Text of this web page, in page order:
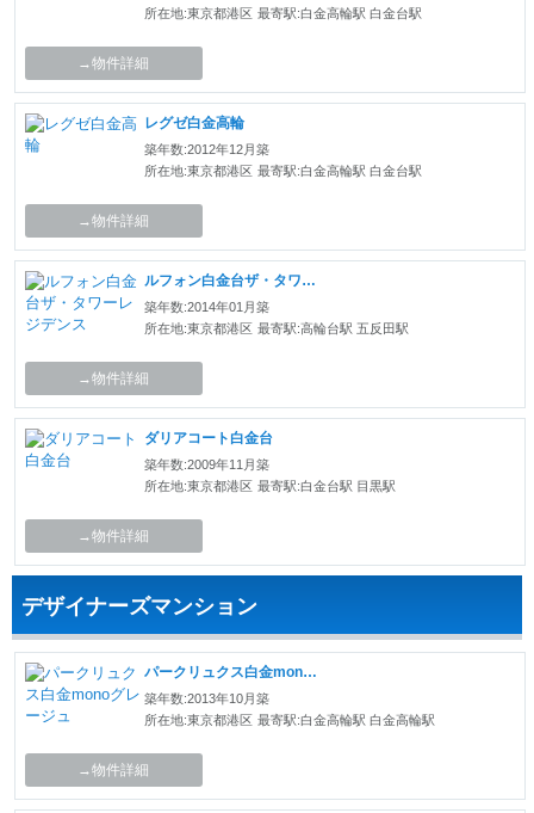
所在地:東京都港区 最寄駅:白金高輪駅 白金台駅
→物件詳細
レグゼ白金高輪
築年数:2012年12月築
所在地:東京都港区 最寄駅:白金高輪駅 白金台駅
→物件詳細
ルフォン白金台ザ・タワーレジデンス
築年数:2014年01月築
所在地:東京都港区 最寄駅:高輪台駅 五反田駅
→物件詳細
ダリアコート白金台
築年数:2009年11月築
所在地:東京都港区 最寄駅:白金台駅 目黒駅
→物件詳細
デザイナーズマンション
パークリュクス白金monoグレージュ
築年数:2013年10月築
所在地:東京都港区 最寄駅:白金高輪駅 白金高輪駅
→物件詳細